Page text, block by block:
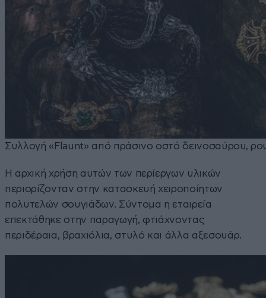
Συλλογή «Flaunt» από πράσινο οστό δεινοσαύρου,
Η αρχική χρήση αυτών των περίεργων υλικών
περιορίζονταν στην κατασκευή χειροποίητων
πολυτελών σουγιάδων. Σύντομα η εταιρεία
επεκτάθηκε στην παραγωγή, φτιάχνοντας
περιδέραια, βραχιόλια, στυλό και άλλα αξεσουάρ.